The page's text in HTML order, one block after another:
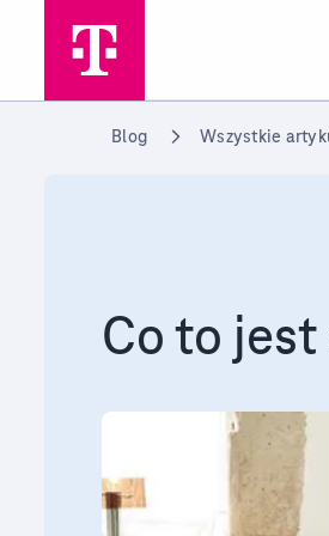
Przejdź do strony głównej
Blog Wszystkie
Co to